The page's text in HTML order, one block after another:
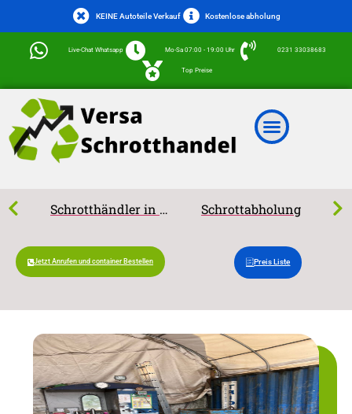
KEINE Autoteile Verkauf Kostenlose abholung
Live-Chat Whatsapp Mo-Sa 07:00 - 19:00 Uhr 0231 33038683
Top Preise
Schrotthändler in Dortmund Schrottabholung
Jetzt Anrufen und container Bestellen Preis Liste